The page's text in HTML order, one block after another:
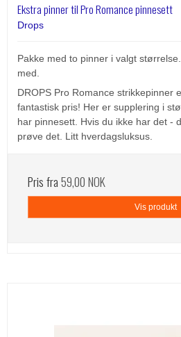
Ekstra pinner til Pro Romance pinnesett
Drops
Pakke med to pinner i valgt
med.
DROPS Pro Romance strikkepinner
fantastisk pris! Her er supplering i
har pinnesett. Hvis du ikke har det -
prøve det. Litt hverdagsluksus.
Pris fra59,00 NOK
Vis produkt